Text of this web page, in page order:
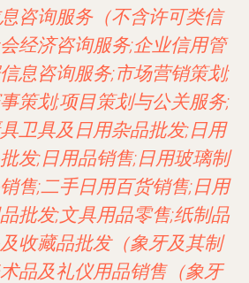
咨询服务（不含许可类信
经济咨询服务;企业信用管
息咨询服务;市场营销策划;
策划;项目策划与公关服务;
卫具及日用杂品批发;日用
发;日用品销售;日用玻璃制
售;二手日用百货销售;日用
批发;文具用品零售;纸制品
收藏品批发（象牙及其制
品及礼仪用品销售（象牙